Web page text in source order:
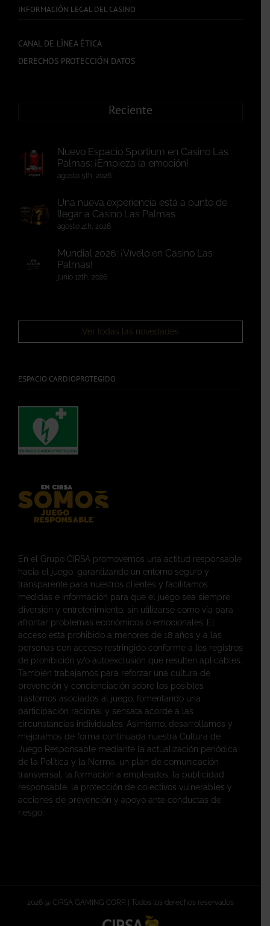
INFORMACIÓN LEGAL DEL CASINO
CANAL DE LÍNEA ÉTICA
DERECHOS PROTECCIÓN DATOS
Reciente
Nuevo Espacio Sportium en Casino Las
Palmas: ¡Empieza la emoción!
agosto 5th, 2026
Una nueva experiencia está a punto de
llegar a Casino Las Palmas
agosto 4th, 2026
Mundial 2026: ¡Vívelo en Casino Las
Palmas!
junio 12th, 2026
Ver todas las novedades
ESPACIO CARDIOPROTEGIDO
En el Grupo CIRSA promovemos una actitud responsable
hacia el juego, garantizando un entorno seguro y
transparente para nuestros clientes y facilitamos
medidas e información para que el juego sea siempre
diversión y entretenimiento, sin utilizarse como vía para
afrontar problemas económicos o emocionales. El
acceso está prohibido a menores de 18 años y a las
personas con acceso restringido conforme a los registros
de prohibición y/o autoexclusión que resulten aplicables.
También trabajamos para reforzar una cultura de
prevención y concienciación sobre los posibles
trastornos asociados al juego, fomentando una
participación racional y sensata acorde a las
circunstancias individuales. Asimismo, desarrollamos y
mejoramos de forma continuada nuestra Cultura de
Juego Responsable mediante la actualización periódica
de la Política y la Norma, un plan de comunicación
transversal, la formación a empleados, la publicidad
responsable, la protección de colectivos vulnerables y
acciones de prevención y apoyo ante conductas de
riesgo.
2026 @ CIRSA GAMING CORP. | Todos los derechos reservados